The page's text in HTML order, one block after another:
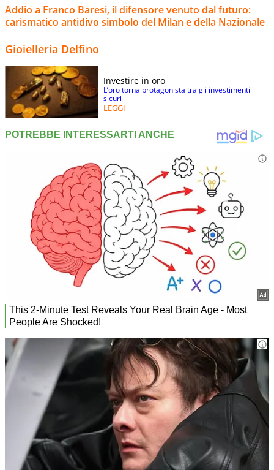
Addio a Franco Baresi, il difensore venuto dal futuro:
carismatico antidivo simbolo del Milan e della Nazionale
Gioielleria Delfino
Investire in oro
L’oro torna protagonista tra gli investimenti
sicuri
LEGGI